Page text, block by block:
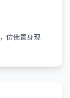
仿佛置身现